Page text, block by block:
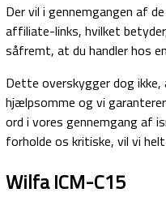
Der vil i gennemgangen af
affiliate-links, hvilket
såfremt, at du handler hos
Dette overskygger dog
hjælpsomme og vi
ord i vores gennemgang af
forholde os kritiske, vil vi
Wilfa ICM-C15